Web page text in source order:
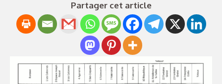
Partager cet article